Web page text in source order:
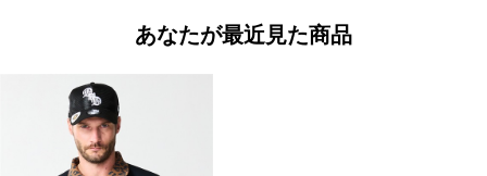
あなたが最近見た商品